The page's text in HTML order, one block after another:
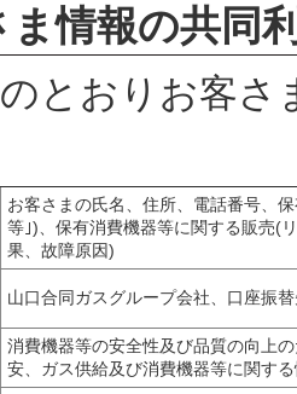
ま情報の共同
とおりお客
お客さまの氏名、住所、電話番号、
等｣)、保有消費機器等に関する販売(
果、故障原因)
山口合同ガスグループ会社、口座振
消費機器等の安全性及び品質の向上
安、ガス供給及び消費機器等に関す